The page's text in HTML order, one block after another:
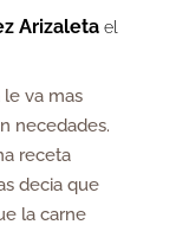
Arizaleta el
va mas
necedades.
receta
decia que
la carne